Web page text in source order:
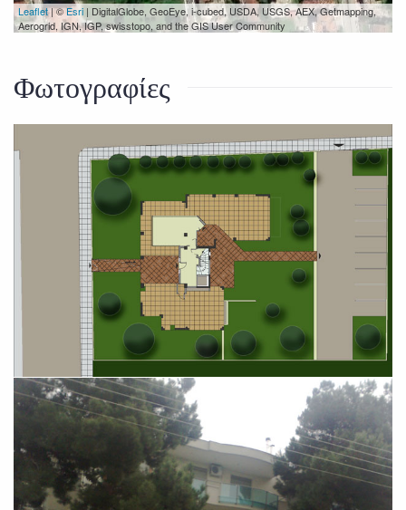
Leaflet| ©Esri | DigitalGlobe, GeoEye, i-cubed, USDA, USGS, AEX, Getmapping,
Aerogrid, IGN, IGP, swisstopo, and the GIS User Community
Φωτογραφίες